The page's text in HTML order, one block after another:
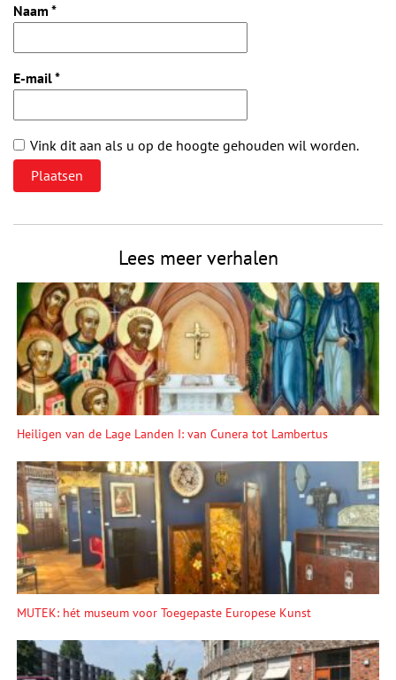
Naam *
E-mail*
Vink dit aan als u op de hoogte gehouden wil worden.
Lees meer verhalen
Heiligen van de Lage Landen I: van Cunera tot Lambertus
MUTEK: hét museum voor Toegepaste Europese Kunst